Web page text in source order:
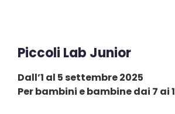
Piccoli Lab Junior
Dall’1 al 5 settembre 2025
Per bambini e bambine dai 7 ai